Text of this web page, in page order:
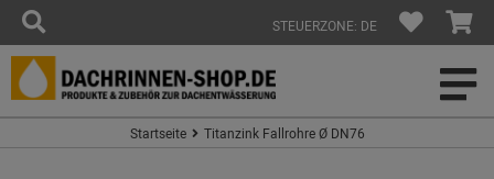
STEUERZONE: DE
Startseite Titanzink Fallrohre Ø DN76